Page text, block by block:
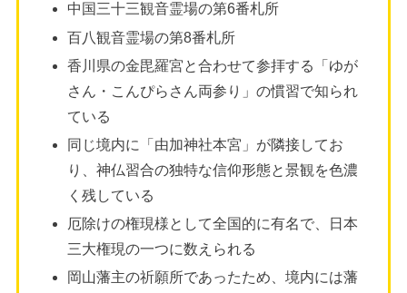
中国三十三観音霊場の第6番札所
百八観音霊場の第8番札所
香川県の金毘羅宮と合わせて参拝する「ゆが
さん・こんぴらさん両参り」の慣習で知られ
ている
同じ境内に「由加神社本宮」が隣接してお
り、神仏習合の独特な信仰形態と景観を色濃
く残している
厄除けの権現様として全国的に有名で、日本
三大権現の一つに数えられる
岡山藩主の祈願所であったため、境内には藩